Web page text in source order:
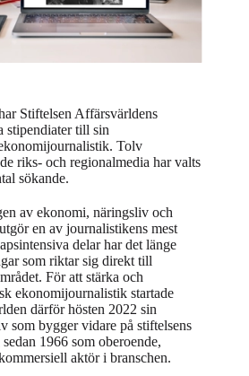
Stiftelsen Affärsvärldens
stipendiater till sin
Tolv
riks- och regionalmedia har valts
sökande.
av ekonomi, näringsliv och
en av journalistikens mest
delar har det länge
som riktar sig direkt till
För att stärka och
ekonomijournalistik startade
därför hösten 2022 sin
som bygger vidare på stiftelsens
1966 som oberoende,
aktör i branschen.